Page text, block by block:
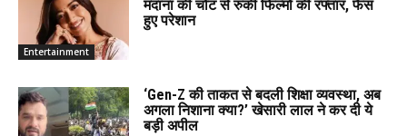
Entertainment
मंदाना की चोट से रुकी फिल्मों की रफ्तार, फैंस
हुए परेशान
‘Gen-Z की ताकत से बदली शिक्षा व्यवस्था, अब
अगला निशाना क्या?’ खेसारी लाल ने कर दी ये
बड़ी अपील